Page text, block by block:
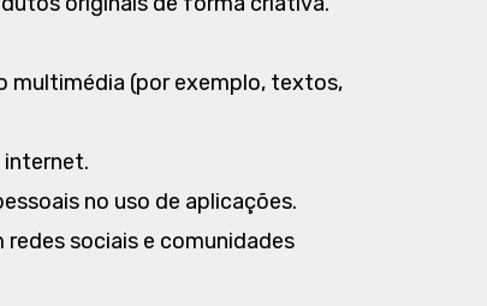
multimédia (por exemplo, textos,
internet.
no uso de aplicações.
sociais e comunidades